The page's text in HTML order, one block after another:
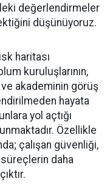
değerlendirmeler
düşünüyoruz.
haritası
kuruluşlarının,
akademinin görüş
hayata
yol açtığı
Özellikle
çalışan güvenliği,
daha